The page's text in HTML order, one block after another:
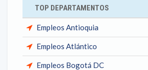
TOP DEPARTAMENTOS
Empleos Antioquia
Empleos Atlántico
Empleos Bogotá DC